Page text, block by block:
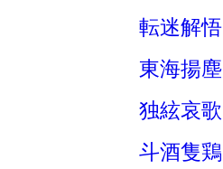
転迷解悟
東海揚塵
独絃哀歌
斗酒隻鶏